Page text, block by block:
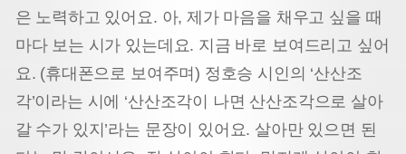
은 노력하고 있어요. 아, 제가 마음을 채우고 싶을 때
마다 보는 시가 있는데요. 지금 바로 보여드리고 싶어
요. (휴대폰으로 보여주며) 정호승 시인의 ‘산산조
각’이라는 시에 ‘산산조각이 나면 산산조각으로 살아
갈 수가 있지’라는 문장이 있어요. 살아만 있으면 된